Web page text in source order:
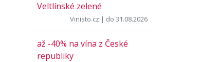
Veltlínské zelené
Vinisto.cz | do 31.08.2026
až -40% na vína z České
republiky